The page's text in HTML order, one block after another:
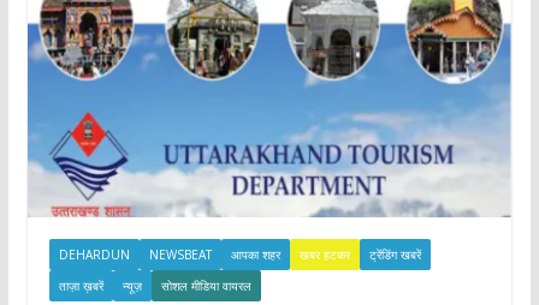
DEHARDUN NEWSBEAT आपका शहर खबर हटकर
ट्रेंडिंग खबरें
ताज़ा ख़बरें
न्यूज़ सोशल मीडिया वायरल